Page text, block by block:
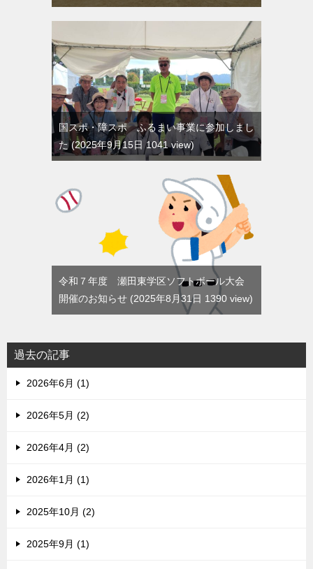
国スポ・障スポ ふるまい事業に参加しまし
た
2025年9月15日 1041 view
令和７年度 瀬田東学区ソフトボール大会
開催のお知らせ 2025年8月31日 1390 view
過去の記事
2026年6月 (1)
2026年5月 (2)
2026年4月 (2)
2026年1月 (1)
2025年10月 (2)
2025年9月 (1)